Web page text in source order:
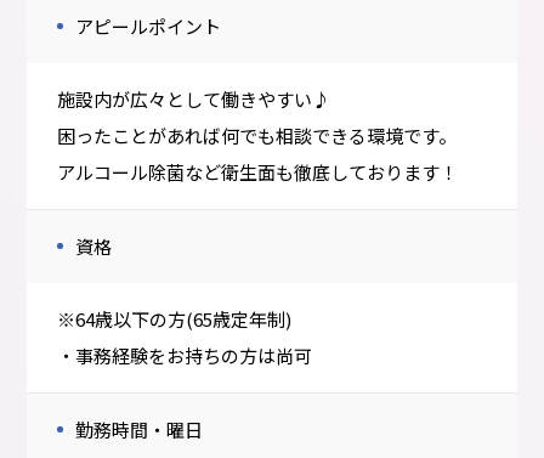
アピールポイント
施設内が広々として働きやすい♪
困ったことがあれば何でも相談できる環境です。
アルコール除菌など衛生面も徹底しております！
資格
※64歳以下の方(65歳定年制)
・事務経験をお持ちの方は尚可
勤務時間・曜日